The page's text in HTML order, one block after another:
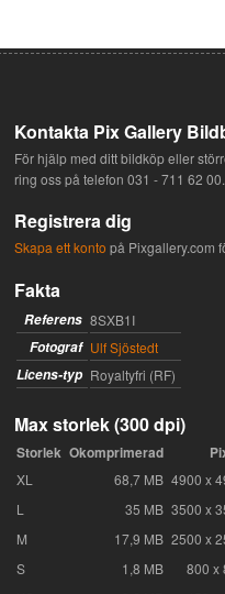
Kontakta Pix Gallery
För hjälp med ditt bildköp eller
ring oss på telefon 031 - 711 62 00.
Registrera dig
Skapa ett konto på Pixgallery.com
Fakta
Referens 8SXB1I
Fotograf Ulf Sjöstedt
Licens-typ Royaltyfri (RF)
Max storlek (300 dpi)
Storlek Okomprimerad
XL 68,7 MB 4900 x
L
35 MB 3500 x
M
17,9 MB 2500 x
S
1,8 MB 800 x